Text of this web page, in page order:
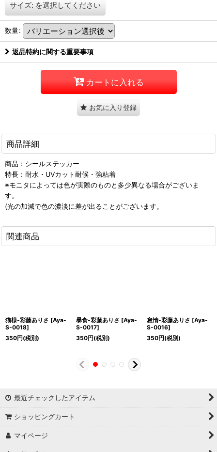
サイズ: を選択してください
数量:
返品特約に関する重要事項
カートに入れる
お気に入り登録
商品詳細
商品：シールステッカー
特長：耐水・UVカット耐候・強粘着
※モニタによっては色が実際のものと多少異なる場合がございま
す。
(光の加減で色の濃淡に差が出ることがございます。
関連商品
猫様-彩藤ありさ [Aya-
S-0018]
350円(税別)
暴食-彩藤ありさ [Aya-
S-0017]
350円(税別)
怠惰-彩藤ありさ [Aya-
S-0016]
350円(税別)
最近チェックしたアイテム
ショッピングカート
マイページ